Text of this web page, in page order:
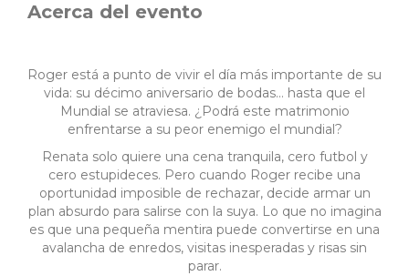
Acerca del evento
Roger está a punto de vivir el día más importante de su
vida: su décimo aniversario de bodas… hasta que el
Mundial se atraviesa. ¿Podrá este matrimonio
enfrentarse a su peor enemigo el mundial?
Renata solo quiere una cena tranquila, cero futbol y
cero estupideces. Pero cuando Roger recibe una
oportunidad imposible de rechazar, decide armar un
plan absurdo para salirse con la suya. Lo que no imagina
es que una pequeña mentira puede convertirse en una
avalancha de enredos, visitas inesperadas y risas sin
parar.